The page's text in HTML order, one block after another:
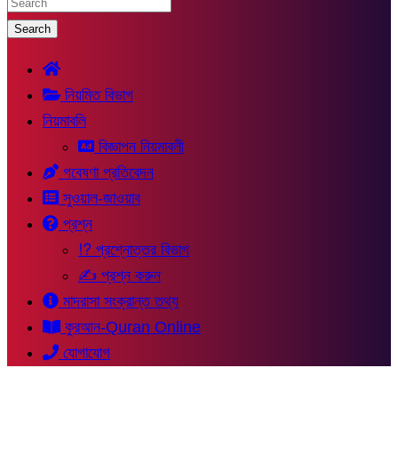
Search
নিয়মিত বিভাগ
নিয়মাবলি
বিজ্ঞাপন নিয়মাবলী
গবেষণা প্রতিবেদন
সুওয়াল-জাওয়াব
প্রশ্ন
⁉ প্রশ্নোত্তর বিভাগ
✍ প্রশ্ন করুন
মাদরাসা সংক্রান্ত তথ্য
কুরআন-Quran Online
যোগাযোগ